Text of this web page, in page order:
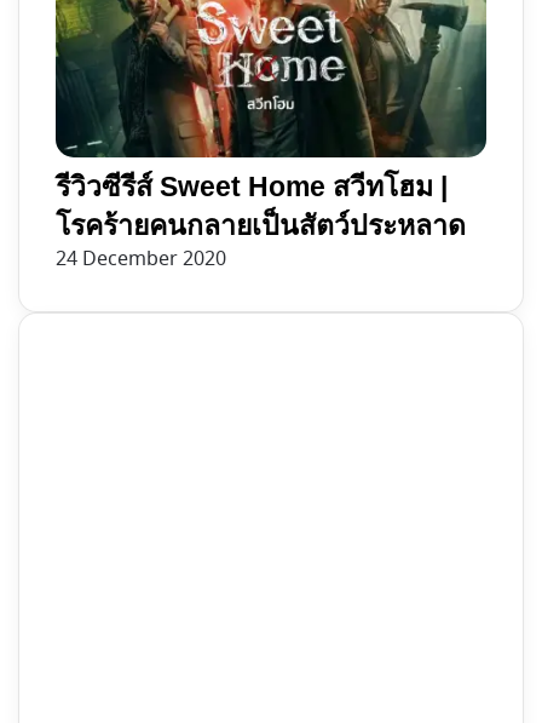
รีวิวซีรีส์ Sweet Home สวีทโฮม |
โรคร้ายคนกลายเป็นสัตว์ประหลาด
24 December 2020